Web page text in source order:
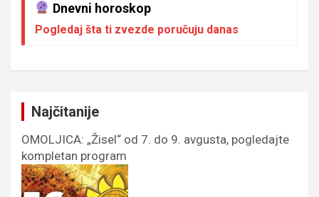
Dnevni horoskop
Pogledaj šta ti zvezde poručuju danas
Najčitanije
OMOLJICA: „Žisel“ od 7. do 9. avgusta, pogledajte
kompletan program